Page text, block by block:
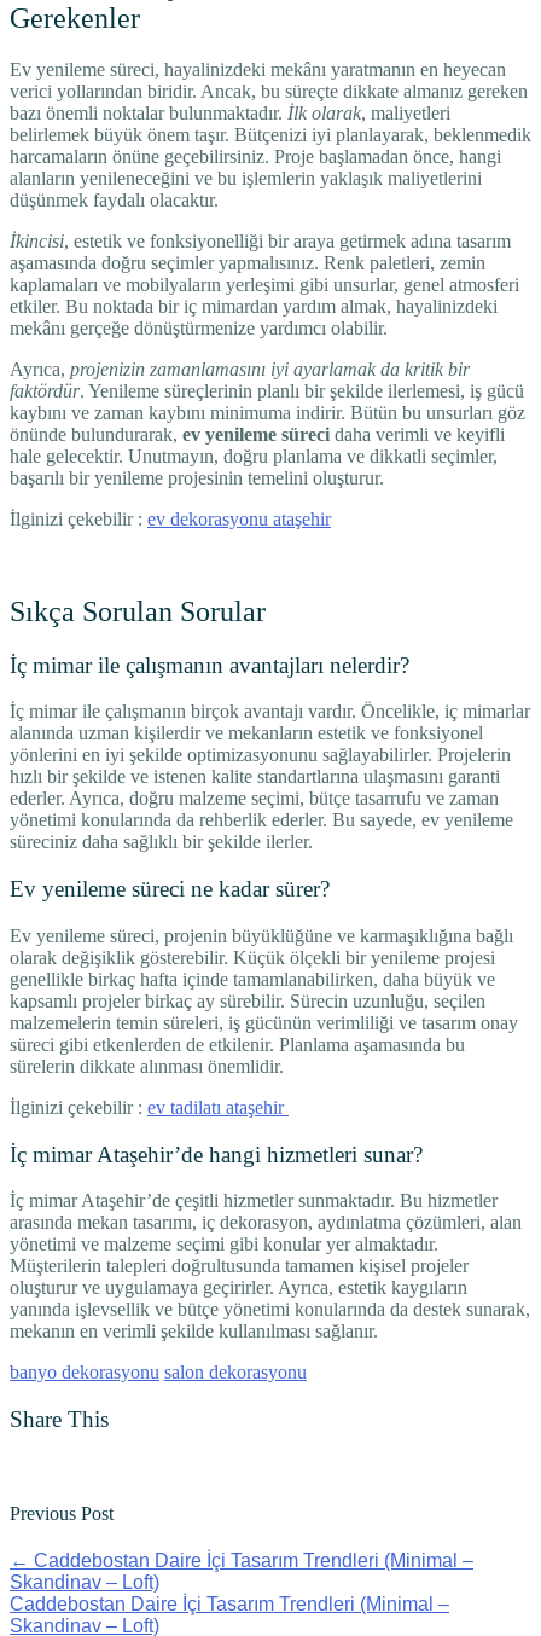
Gerekenler
Ev yenileme süreci, hayalinizdeki mekânı yaratmanın en heyecan
verici yollarından biridir. Ancak, bu süreçte dikkate almanız gereken
bazı önemli noktalar bulunmaktadır. İlk olarak, maliyetleri
belirlemek büyük önem taşır. Bütçenizi iyi planlayarak, beklenmedik
harcamaların önüne geçebilirsiniz. Proje başlamadan önce, hangi
alanların yenileneceğini ve bu işlemlerin yaklaşık maliyetlerini
düşünmek faydalı olacaktır.
İkincisi, estetik ve fonksiyonelliği bir araya getirmek adına tasarım
aşamasında doğru seçimler yapmalısınız. Renk paletleri, zemin
kaplamaları ve mobilyaların yerleşimi gibi unsurlar, genel atmosferi
etkiler. Bu noktada bir iç mimardan yardım almak, hayalinizdeki
mekânı gerçeğe dönüştürmenize yardımcı olabilir.
Ayrıca, projenizin zamanlamasını iyi ayarlamak da kritik bir
faktördür. Yenileme süreçlerinin planlı bir şekilde ilerlemesi, iş gücü
kaybını ve zaman kaybını minimuma indirir. Bütün bu unsurları göz
önünde bulundurarak, ev yenileme süreci daha verimli ve keyifli
hale gelecektir. Unutmayın, doğru planlama ve dikkatli seçimler,
başarılı bir yenileme projesinin temelini oluşturur.
İlginizi çekebilir : ev dekorasyonu ataşehir
Sıkça Sorulan Sorular
İç mimar ile çalışmanın avantajları nelerdir?
İç mimar ile çalışmanın birçok avantajı vardır. Öncelikle, iç mimarlar
alanında uzman kişilerdir ve mekanların estetik ve fonksiyonel
yönlerini en iyi şekilde optimizasyonunu sağlayabilirler. Projelerin
hızlı bir şekilde ve istenen kalite standartlarına ulaşmasını garanti
ederler. Ayrıca, doğru malzeme seçimi, bütçe tasarrufu ve zaman
yönetimi konularında da rehberlik ederler. Bu sayede, ev yenileme
süreciniz daha sağlıklı bir şekilde ilerler.
Ev yenileme süreci ne kadar sürer?
Ev yenileme süreci, projenin büyüklüğüne ve karmaşıklığına bağlı
olarak değişiklik gösterebilir. Küçük ölçekli bir yenileme projesi
genellikle birkaç hafta içinde tamamlanabilirken, daha büyük ve
kapsamlı projeler birkaç ay sürebilir. Sürecin uzunluğu, seçilen
malzemelerin temin süreleri, iş gücünün verimliliği ve tasarım onay
süreci gibi etkenlerden de etkilenir. Planlama aşamasında bu
sürelerin dikkate alınması önemlidir.
İlginizi çekebilir : ev tadilatı ataşehir
İç mimar Ataşehir’de hangi hizmetleri sunar?
İç mimar Ataşehir’de çeşitli hizmetler sunmaktadır. Bu hizmetler
arasında mekan tasarımı, iç dekorasyon, aydınlatma çözümleri, alan
yönetimi ve malzeme seçimi gibi konular yer almaktadır.
Müşterilerin talepleri doğrultusunda tamamen kişisel projeler
oluşturur ve uygulamaya geçirirler. Ayrıca, estetik kaygıların
yanında işlevsellik ve bütçe yönetimi konularında da destek sunarak,
mekanın en verimli şekilde kullanılması sağlanır.
banyo dekorasyonu salon dekorasyonu
Share This
Previous Post
← Caddebostan Daire İçi Tasarım Trendleri (Minimal –
Skandinav – Loft)
Caddebostan Daire İçi Tasarım Trendleri (Minimal –
Skandinav – Loft)